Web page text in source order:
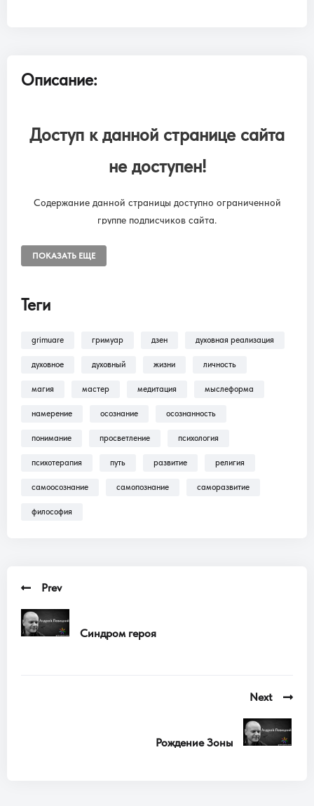
Описание:
Доступ к данной странице сайта
не доступен!
Содержание данной страницы доступно ограниченной
группе подписчиков сайта.
“SUBSCRIPTION ONLINE LIBRARY GRIMUARE”
В разделеПомощь >Как оформить
подписку?!— находится пошаговая инструкция
Трансляции, Аудиокниги .
ПОКАЗАТЬ ЕЩЕ
Теги
grimuare гримуар дзен духовная реализация
духовное духовный жизни личность
магия мастер медитация мыслеформа
намерение осознание осознанность
понимание просветление психология
психотерапия путь развитие религия
самоосознание самопознание саморазвитие
философия
Prev
Синдром героя
Next
Рождение Зоны